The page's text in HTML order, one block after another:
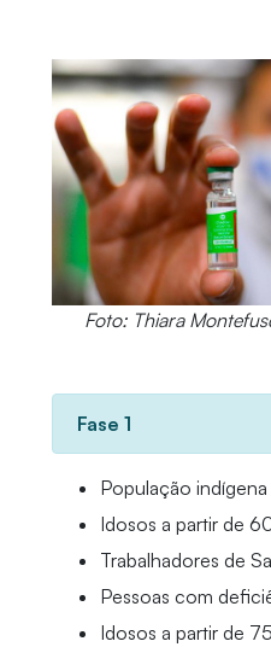
Foto: Thiara
Fase 1
População indígena
Idosos a partir de
Trabalhadores de
Pessoas com
Idosos a partir de